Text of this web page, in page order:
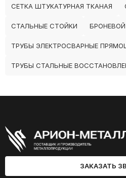
СЕТКА ШТУКАТУРНАЯ ТКАНАЯ
СТАЛЬНЫЕ СТОЙКИ
ТРУБЫ ЭЛЕКТРОСВАРНЫЕ
ТРУБЫ СТАЛЬНЫЕ
ЗАКАЗАТЬ